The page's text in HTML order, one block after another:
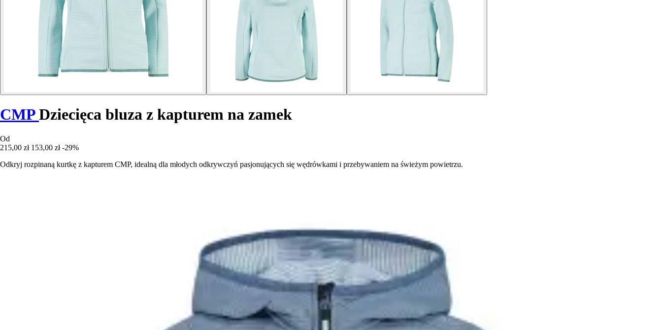
CMPDziecięca bluza z kapturem na zamek
Od
215,00 zł 153,00 zł -29%
Odkryj rozpinaną kurtkę z kapturem CMP, idealną dla młodych odkrywczyń pasjonujących się wędrówkami i przebywaniem na świeżym powietrzu.